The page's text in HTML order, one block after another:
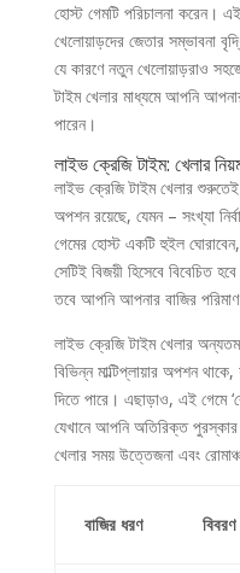
হোস্ট গেমটি পরিচালনা করেন। এই
খেলোয়াড়দের জেতার সম্ভাবনা
যে কারণে নতুন খেলোয়াড়রাও
টাইম খেলার মাধ্যমে আপনি
পারেন।
লাইভ ক্রেজি টাইম: খেলার
লাইভ ক্রেজি টাইম খেলার
অপশন রয়েছে, যেমন – সংখ্যা
গেমের হোস্ট একটি হুইল
সেটিই বিজয়ী হিসেবে বিবেচিত
তবে আপনি আপনার বাজির
লাইভ ক্রেজি টাইম খেলার
বিভিন্ন মাল্টিপ্লায়ার অপশন
দিতে পারে। এছাড়াও, এই গেমে
যেখানে আপনি অতিরিক্ত
খেলার সময় উত্তেজনা এবং
বাজির ধরণ বিবরণ